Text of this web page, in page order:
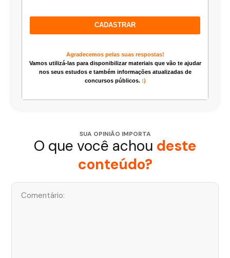
CADASTRAR
Agradecemos pelas suas respostas!
Vamos utilizá-las para disponibilizar materiais que vão te ajudar
nos seus estudos e também informações atualizadas de
concursos públicos. :)
SUA OPINIÃO IMPORTA
O que você achou deste
conteúdo?